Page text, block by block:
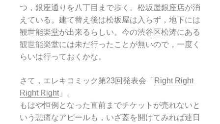
つ，銀座通りを八丁目まで歩く。松坂屋銀座店が消
えている。建て替え後は松坂屋は入らず，地下には
観世能楽堂が出来るらしい。今の渋谷区松涛にある
観世能楽堂には未だ行ったことが無いので，一度く
らいは行っておくかな。
さて，エレキコミック第23回発表会「 Right Right
Right Right」。
もはや恒例となった直前までチケットが売れないと
いう悲痛なアピールも，いざ蓋を開けてみれば連日